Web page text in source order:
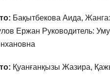
Бақытбекова Аида,
Ержан Руководитель:
Қуанғанқызы Жазира,